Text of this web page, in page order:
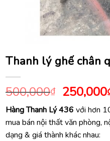
Thanh lý ghế chân
500,000₫ Giá
gốc
là:
250,000
Hàng Thanh Lý 436 với hơn
mua bán nội thất văn phòng,
dạng & giá thành khác nhau: